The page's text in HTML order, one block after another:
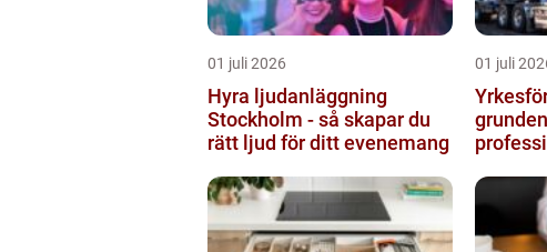
01 juli 2026
Hyra ljudanläggning
Stockholm - så skapar du
rätt ljud för ditt evenemang
01 juli